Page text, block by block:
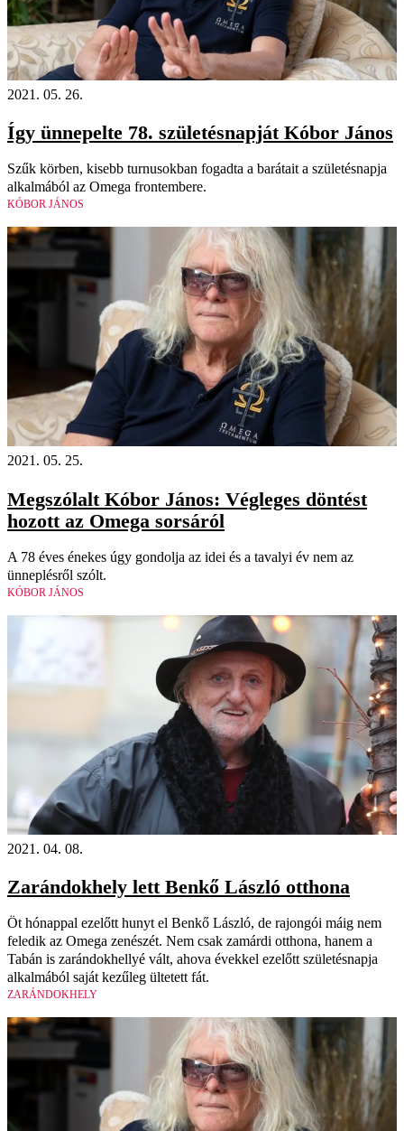
2021. 05. 26.
Így ünnepelte 78. születésnapját Kóbor János
Szűk körben, kisebb turnusokban fogadta a barátait a születésnapja
alkalmából az Omega frontembere.
KÓBOR JÁNOS
2021. 05. 25.
Megszólalt Kóbor János: Végleges döntést
hozott az Omega sorsáról
A 78 éves énekes úgy gondolja az idei és a tavalyi év nem az
ünneplésről szólt.
KÓBOR JÁNOS
2021. 04. 08.
Zarándokhely lett Benkő László otthona
Öt hónappal ezelőtt hunyt el Benkő László, de rajongói máig nem
feledik az Omega zenészét. Nem csak zamárdi otthona, hanem a
Tabán is zarándokhellyé vált, ahova évekkel ezelőtt születésnapja
alkalmából saját kezűleg ültetett fát.
ZARÁNDOKHELY